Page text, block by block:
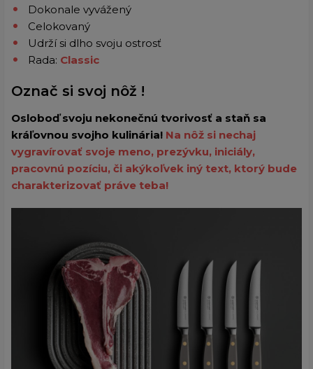
Dokonale vyvážený
Celokovaný
Udrží si dlho svoju ostrosť
Rada: Classic
Označ si svoj nôž !
Osloboď svoju nekonečnú tvorivosť a staň sa
kráľovnou svojho kulinária! Na nôž si nechaj
vygravírovať svoje meno, prezývku, iniciály,
pracovnú pozíciu, či akýkoľvek iný text, ktorý bude
charakterizovať práve teba!